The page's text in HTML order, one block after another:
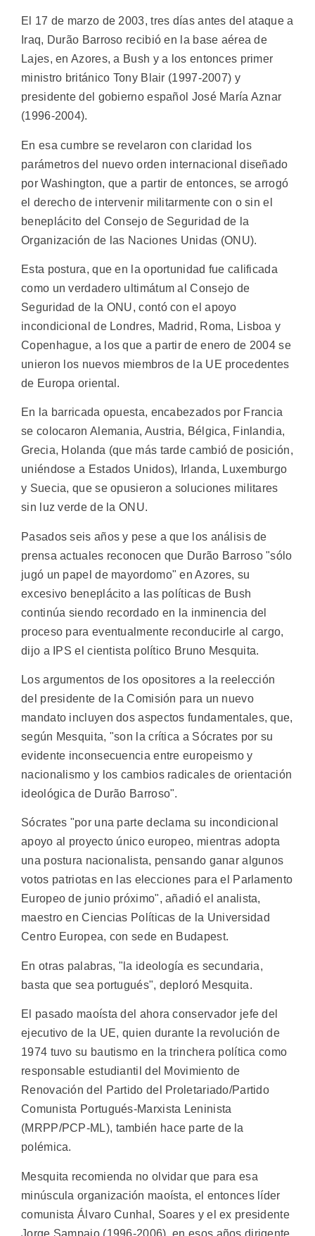
El 17 de marzo de 2003, tres días antes del ataque a
Iraq, Durão Barroso recibió en la base aérea de
Lajes, en Azores, a Bush y a los entonces primer
ministro británico Tony Blair (1997-2007) y
presidente del gobierno español José María Aznar
(1996-2004).
En esa cumbre se revelaron con claridad los
parámetros del nuevo orden internacional diseñado
por Washington, que a partir de entonces, se arrogó
el derecho de intervenir militarmente con o sin el
beneplácito del Consejo de Seguridad de la
Organización de las Naciones Unidas (ONU).
Esta postura, que en la oportunidad fue calificada
como un verdadero ultimátum al Consejo de
Seguridad de la ONU, contó con el apoyo
incondicional de Londres, Madrid, Roma, Lisboa y
Copenhague, a los que a partir de enero de 2004 se
unieron los nuevos miembros de la UE procedentes
de Europa oriental.
En la barricada opuesta, encabezados por Francia
se colocaron Alemania, Austria, Bélgica, Finlandia,
Grecia, Holanda (que más tarde cambió de posición,
uniéndose a Estados Unidos), Irlanda, Luxemburgo
y Suecia, que se opusieron a soluciones militares
sin luz verde de la ONU.
Pasados seis años y pese a que los análisis de
prensa actuales reconocen que Durão Barroso "sólo
jugó un papel de mayordomo" en Azores, su
excesivo beneplácito a las políticas de Bush
continúa siendo recordado en la inminencia del
proceso para eventualmente reconducirle al cargo,
dijo a IPS el cientista político Bruno Mesquita.
Los argumentos de los opositores a la reelección
del presidente de la Comisión para un nuevo
mandato incluyen dos aspectos fundamentales, que,
según Mesquita, "son la crítica a Sócrates por su
evidente inconsecuencia entre europeismo y
nacionalismo y los cambios radicales de orientación
ideológica de Durão Barroso".
Sócrates "por una parte declama su incondicional
apoyo al proyecto único europeo, mientras adopta
una postura nacionalista, pensando ganar algunos
votos patriotas en las elecciones para el Parlamento
Europeo de junio próximo", añadió el analista,
maestro en Ciencias Políticas de la Universidad
Centro Europea, con sede en Budapest.
En otras palabras, "la ideología es secundaria,
basta que sea portugués", deploró Mesquita.
El pasado maoísta del ahora conservador jefe del
ejecutivo de la UE, quien durante la revolución de
1974 tuvo su bautismo en la trinchera política como
responsable estudiantil del Movimiento de
Renovación del Partido del Proletariado/Partido
Comunista Portugués-Marxista Leninista
(MRPP/PCP-ML), también hace parte de la
polémica.
Mesquita recomienda no olvidar que para esa
minúscula organización maoísta, el entonces líder
comunista Álvaro Cunhal, Soares y el ex presidente
Jorge Sampaio (1996-2006), en esos años dirigente